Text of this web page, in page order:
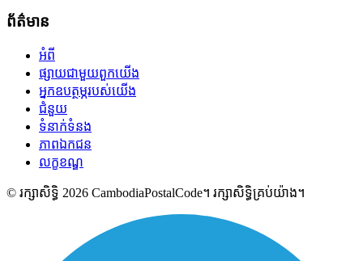
ព័ត៌មាន
អំពី
ផ្សាយជាមួយពួកយើង
អ្នកឧបត្ថម្ភរបស់យើង
ជំនួយ
ទំនាក់ទំនង
ភាពឯកជន
លក្ខខណ្ឌ
© រក្សាសិទ្ធិ 2026 CambodiaPostalCode។ រក្សាសិទ្ធិគ្រប់យ៉ាង។